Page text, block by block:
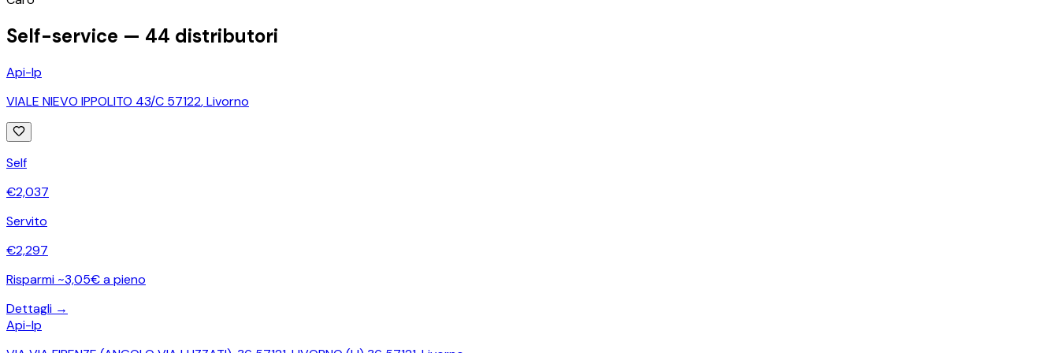
Self-service — 44 distributori
Api-Ip
VIALE NIEVO IPPOLITO 43/C 57122,Livorno
Self
€2,037
Servito
€2,297
Risparmi ~3,05€ a pieno
Dettagli →
Api-Ip